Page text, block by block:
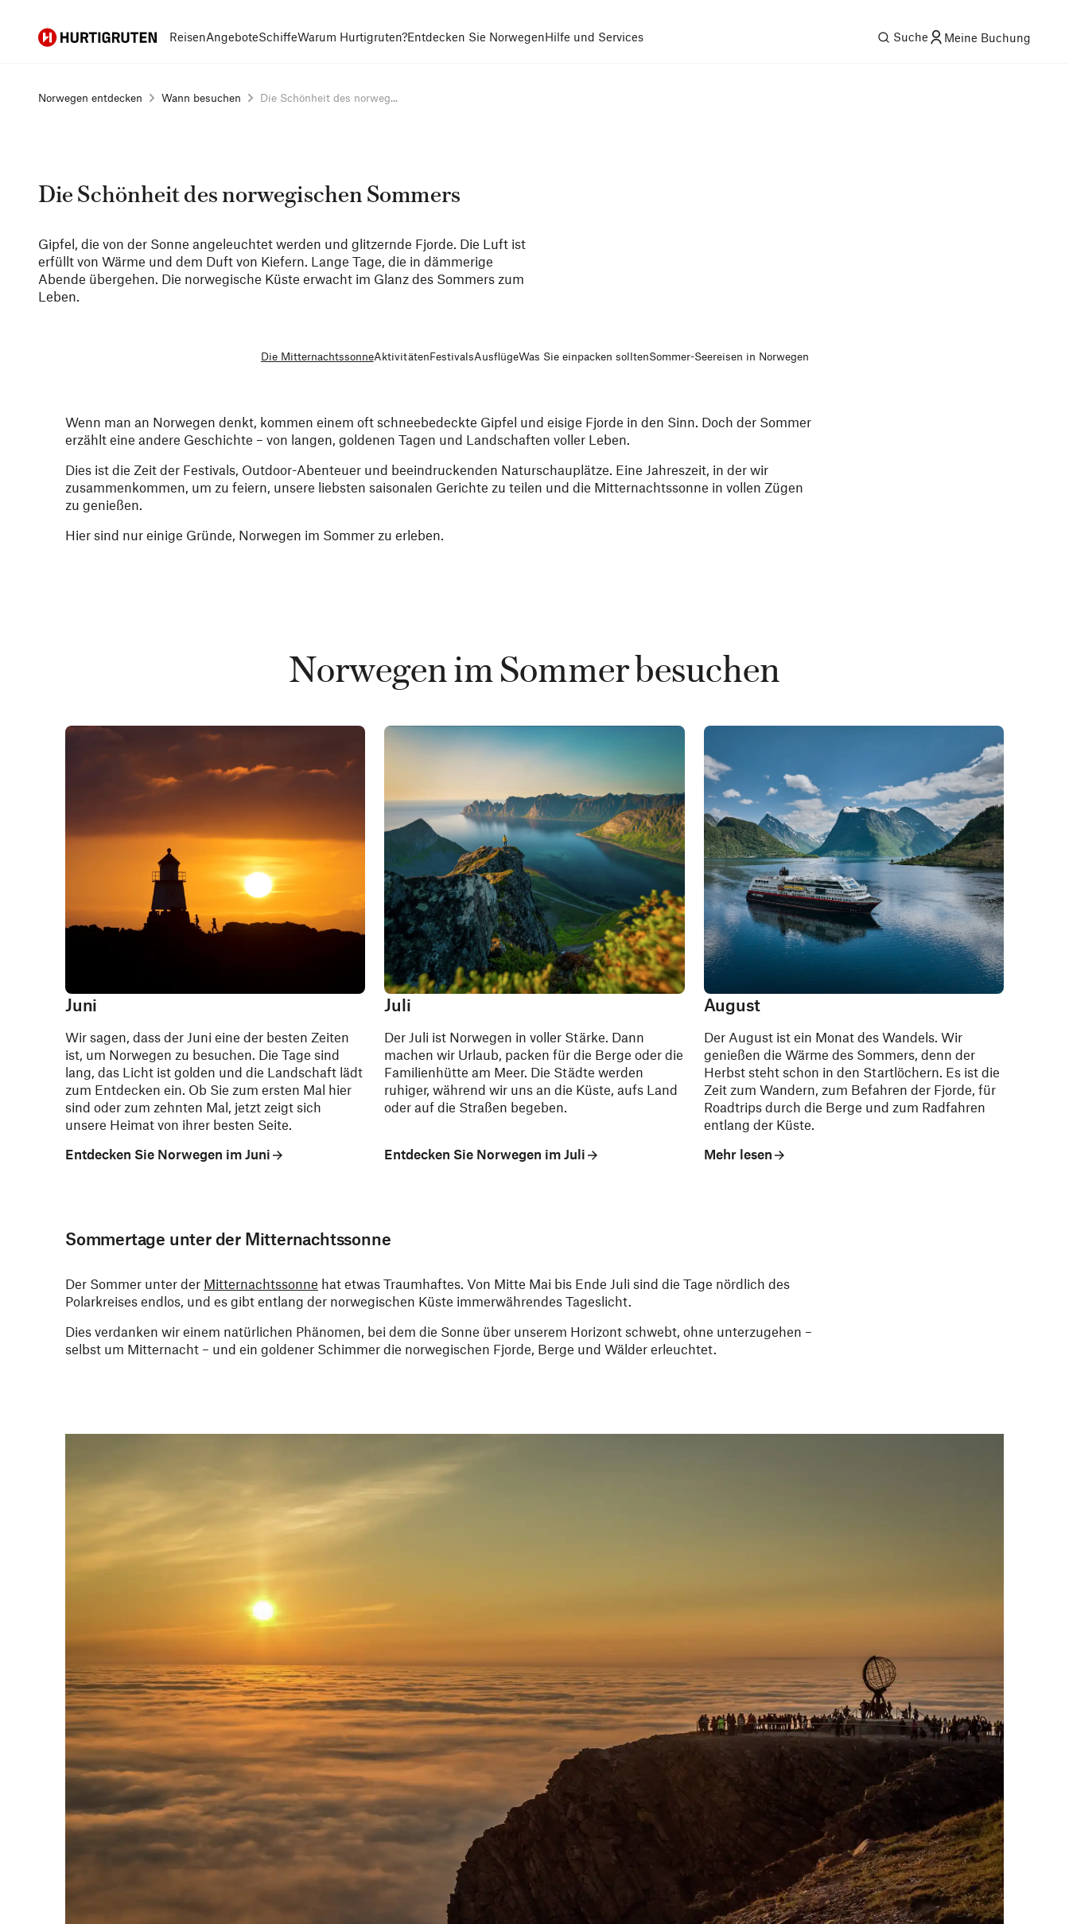
Hurtigruten ReisenAngeboteSchiffeWarum Hurtigruten?Entdecken Sie NorwegenHilfe und Services Suche Meine Buchung
Norwegen entdecken Wann besuchen Die Schönheit des norweg...
Die Schönheit des norwegischen Sommers
Gipfel, die von der Sonne angeleuchtet werden und glitzernde Fjorde. Die Luft ist
erfüllt von Wärme und dem Duft von Kiefern. Lange Tage, die in dämmerige
Abende übergehen. Die norwegische Küste erwacht im Glanz des Sommers zum
Leben.
Die MitternachtssonneAktivitätenFestivalsAusflügeWas Sie einpacken solltenSommer-Seereisen in Norwegen
Wenn man an Norwegen denkt, kommen einem oft schneebedeckte Gipfel und eisige Fjorde in den Sinn. Doch der Sommer
erzählt eine andere Geschichte – von langen, goldenen Tagen und Landschaften voller Leben.
Dies ist die Zeit der Festivals, Outdoor-Abenteuer und beeindruckenden Naturschauplätze. Eine Jahreszeit, in der wir
zusammenkommen, um zu feiern, unsere liebsten saisonalen Gerichte zu teilen und die Mitternachtssonne in vollen Zügen
zu genießen.
Hier sind nur einige Gründe, Norwegen im Sommer zu erleben.
Norwegen im Sommer besuchen
Juni
Wir sagen, dass der Juni eine der besten Zeiten
ist, um Norwegen zu besuchen. Die Tage sind
lang, das Licht ist golden und die Landschaft lädt
zum Entdecken ein. Ob Sie zum ersten Mal hier
sind oder zum zehnten Mal, jetzt zeigt sich
unsere Heimat von ihrer besten Seite.
Entdecken Sie Norwegen im Juni
Juli
Der Juli ist Norwegen in voller Stärke. Dann
machen wir Urlaub, packen für die Berge oder die
Familienhütte am Meer. Die Städte werden
ruhiger, während wir uns an die Küste, aufs Land
oder auf die Straßen begeben.
Entdecken Sie Norwegen im Juli
August
Der August ist ein Monat des Wandels. Wir
genießen die Wärme des Sommers, denn der
Herbst steht schon in den Startlöchern. Es ist die
Zeit zum Wandern, zum Befahren der Fjorde, für
Roadtrips durch die Berge und zum Radfahren
entlang der Küste.
Mehr lesen
Sommertage unter der Mitternachtssonne
Der Sommer unter der Mitternachtssonne hat etwas Traumhaftes. Von Mitte Mai bis Ende Juli sind die Tage nördlich des
Polarkreises endlos, und es gibt entlang der norwegischen Küste immerwährendes Tageslicht.
Dies verdanken wir einem natürlichen Phänomen, bei dem die Sonne über unserem Horizont schwebt, ohne unterzugehen –
selbst um Mitternacht – und ein goldener Schimmer die norwegischen Fjorde, Berge und Wälder erleuchtet.